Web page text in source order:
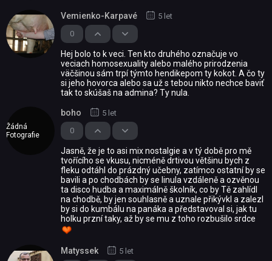
0
Vemienko-Karpavé 5 let
Hej bolo to k veci. Ten kto druhého označuje vo
veciach homosexuality alebo malého prirodzenia
väčšinou sám trpí týmto hendikepom ty kokot. A čo ty
si jeho hovorca alebo sa už s tebou nikto nechce baviť
tak to skúšaš na admina? Ty nula.
Žádná
Fotografie
0
boho 5 let
Jasně, že je to asi mix nostalgie a v tý době pro mě
tvořícího se vkusu, nicméně drtivou většinu bych z
fleku odtáhl do prázdný učebny, zatímco ostatní by se
bavili a po chodbách by se linula vzdáleně a ozvěnou
ta disco hudba a maximálně školník, co by Tě zahlídl
na chodbě, by jen souhlasně a uznale přikývkl a zalezl
by si do kumbálu na panáka a představoval si, jak tu
holku przní taky, až by se mu z toho rozbušilo srdce
Matyssek 5 let